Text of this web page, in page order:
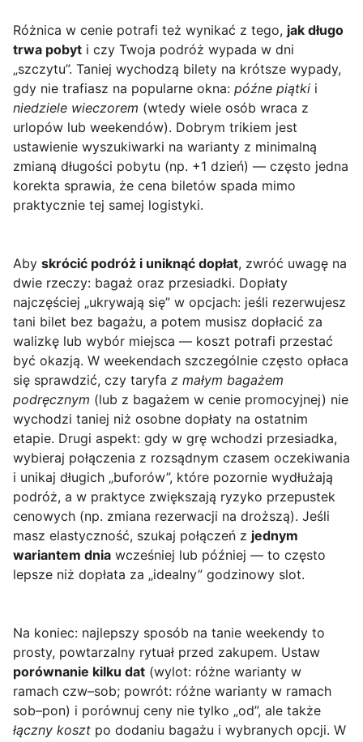
Różnica w cenie potrafi też wynikać z tego, jak długo
trwa pobyt i czy Twoja podróż wypada w dni
„szczytu”. Taniej wychodzą bilety na krótsze wypady,
gdy nie trafiasz na popularne okna: późne piątki i
niedziele wieczorem (wtedy wiele osób wraca z
urlopów lub weekendów). Dobrym trikiem jest
ustawienie wyszukiwarki na warianty z minimalną
zmianą długości pobytu (np. +1 dzień) — często jedna
korekta sprawia, że cena biletów spada mimo
praktycznie tej samej logistyki.
Aby skrócić podróż i uniknąć dopłat, zwróć uwagę na
dwie rzeczy: bagaż oraz przesiadki. Dopłaty
najczęściej „ukrywają się” w opcjach: jeśli rezerwujesz
tani bilet bez bagażu, a potem musisz dopłacić za
walizkę lub wybór miejsca — koszt potrafi przestać
być okazją. W weekendach szczególnie często opłaca
się sprawdzić, czy taryfa z małym bagażem
podręcznym (lub z bagażem w cenie promocyjnej) nie
wychodzi taniej niż osobne dopłaty na ostatnim
etapie. Drugi aspekt: gdy w grę wchodzi przesiadka,
wybieraj połączenia z rozsądnym czasem oczekiwania
i unikaj długich „buforów”, które pozornie wydłużają
podróż, a w praktyce zwiększają ryzyko przepustek
cenowych (np. zmiana rezerwacji na droższą). Jeśli
masz elastyczność, szukaj połączeń z jednym
wariantem dnia wcześniej lub później — to często
lepsze niż dopłata za „idealny” godzinowy slot.
Na koniec: najlepszy sposób na tanie weekendy to
prosty, powtarzalny rytuał przed zakupem. Ustaw
porównanie kilku dat (wylot: różne warianty w
ramach czw–sob; powrót: różne warianty w ramach
sob–pon) i porównuj ceny nie tylko „od”, ale także
łączny koszt po dodaniu bagażu i wybranych opcji. W